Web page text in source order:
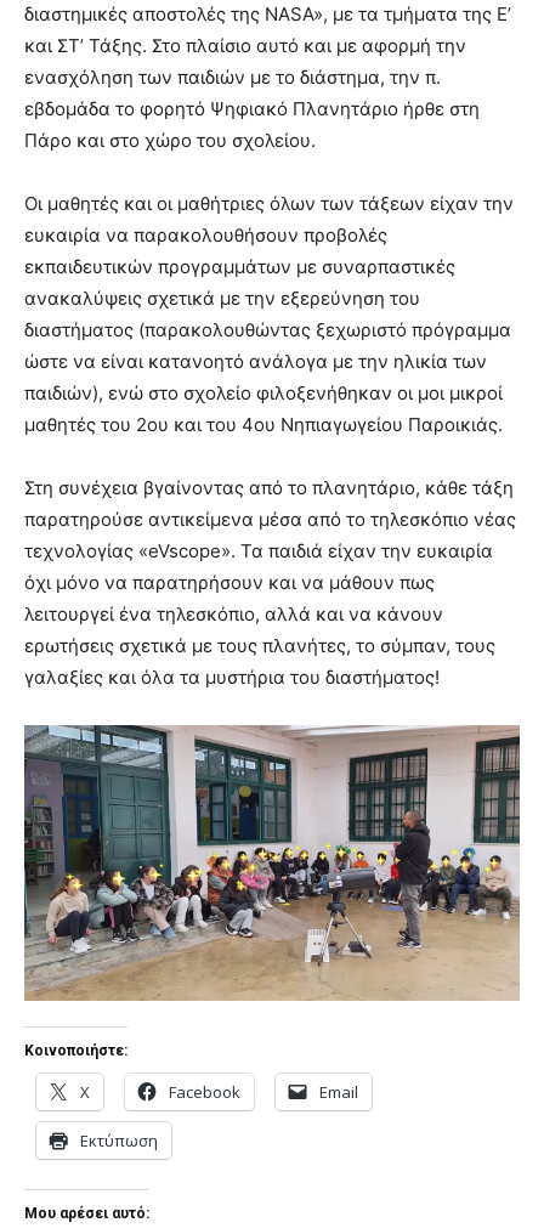
διαστημικές αποστολές της NASA», με τα τμήματα της Ε’
και ΣΤ’ Τάξης. Στο πλαίσιο αυτό και με αφορμή την
ενασχόληση των παιδιών με το διάστημα, την π.
εβδομάδα το φορητό Ψηφιακό Πλανητάριο ήρθε στη
Πάρο και στο χώρο του σχολείου.
Οι μαθητές και οι μαθήτριες όλων των τάξεων είχαν την
ευκαιρία να παρακολουθήσουν προβολές
εκπαιδευτικών προγραμμάτων με συναρπαστικές
ανακαλύψεις σχετικά με την εξερεύνηση του
διαστήματος (παρακολουθώντας ξεχωριστό πρόγραμμα
ώστε να είναι κατανοητό ανάλογα με την ηλικία των
παιδιών), ενώ στο σχολείο φιλοξενήθηκαν οι μοι μικροί
μαθητές του 2ου και του 4ου Νηπιαγωγείου Παροικιάς.
Στη συνέχεια βγαίνοντας από το πλανητάριο, κάθε τάξη
παρατηρούσε αντικείμενα μέσα από το τηλεσκόπιο νέας
τεχνολογίας «eVscope». Τα παιδιά είχαν την ευκαιρία
όχι μόνο να παρατηρήσουν και να μάθουν πως
λειτουργεί ένα τηλεσκόπιο, αλλά και να κάνουν
ερωτήσεις σχετικά με τους πλανήτες, το σύμπαν, τους
γαλαξίες και όλα τα μυστήρια του διαστήματος!
Κοινοποιήστε:
X Facebook Email
Εκτύπωση
Μου αρέσει αυτό: